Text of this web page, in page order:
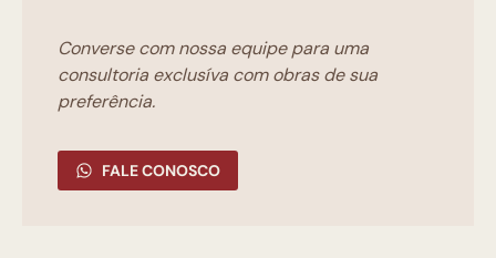
Converse com nossa equipe para uma
consultoria exclusíva com obras de sua
preferência.
FALE CONOSCO